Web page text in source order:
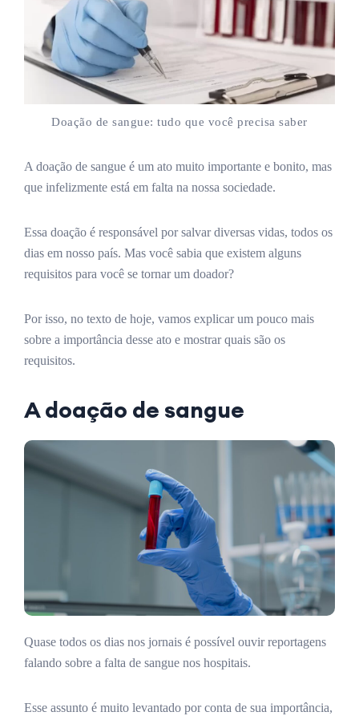
Doação de sangue: tudo que você precisa saber
A doação de sangue é um ato muito importante e bonito, mas
que infelizmente está em falta na nossa sociedade.
Essa doação é responsável por salvar diversas vidas, todos os
dias em nosso país. Mas você sabia que existem alguns
requisitos para você se tornar um doador?
Por isso, no texto de hoje, vamos explicar um pouco mais
sobre a importância desse ato e mostrar quais são os
requisitos.
A doação de sangue
Quase todos os dias nos jornais é possível ouvir reportagens
falando sobre a falta de sangue nos hospitais.
Esse assunto é muito levantado por conta de sua importância,